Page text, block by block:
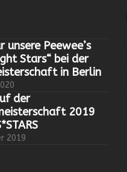
unsere Peewee’s
Stars“ bei der
in Berlin
der
2019
2019